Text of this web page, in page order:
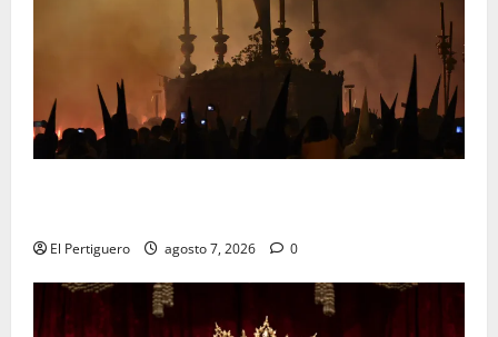
El Pertiguero agosto 7, 2026 0